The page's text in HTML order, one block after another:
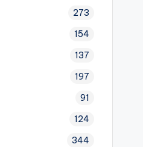
273
154
137
197
91
124
344